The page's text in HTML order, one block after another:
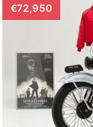
€72,950